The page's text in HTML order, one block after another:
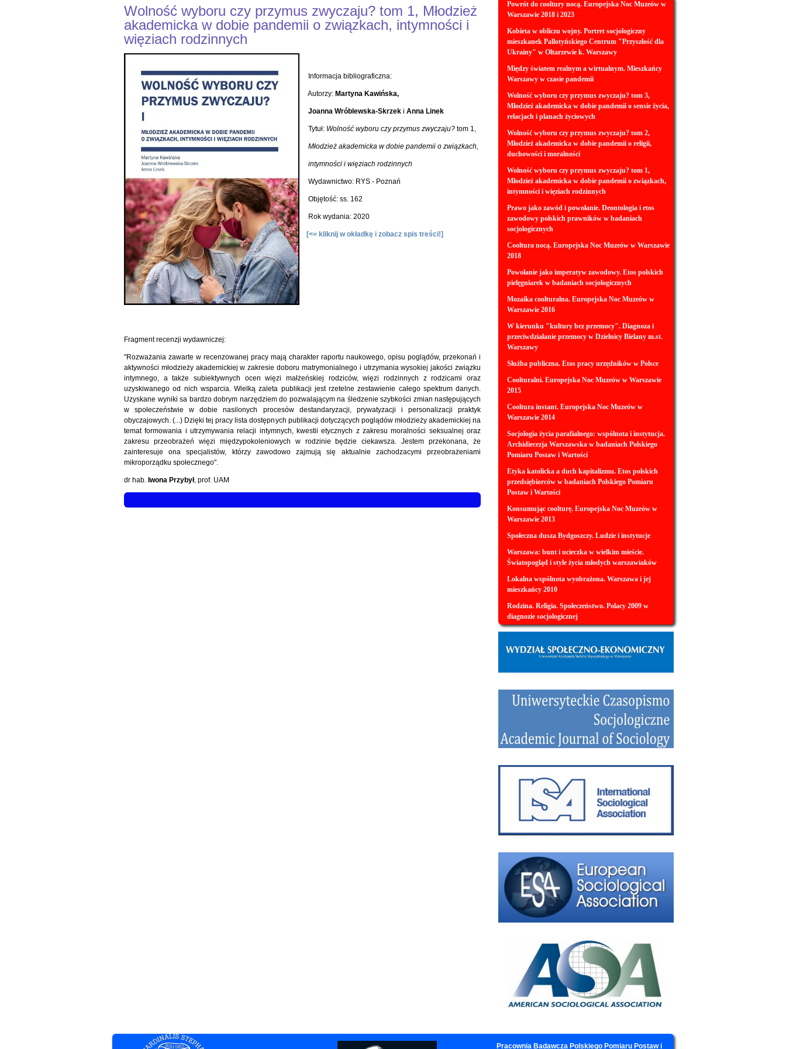
Wolność wyboru czy przymus zwyczaju? tom 1, Młodzież
akademicka w dobie pandemii o związkach, intymności i
więziach rodzinnych
Informacja bibliograficzna:
Autorzy: Martyna Kawińska,
Joanna Wróblewska-Skrzek i Anna Linek
Tytuł: Wolność wyboru czy przymus zwyczaju? tom 1,
Młodzież akademicka w dobie pandemii o związkach,
intymności i więziach rodzinnych
Wydawnictwo: RYS - Poznań
Objętość: ss. 162
Rok wydania: 2020
[<= kliknij w okładkę i zobacz spis treści!]
Fragment recenzji wydawniczej:
"Rozważania zawarte w recenzowanej pracy mają charakter raportu naukowego, opisu poglądów, przekonań i
aktywności młodzieży akademickiej w zakresie doboru matrymonialnego i utrzymania wysokiej jakości związku
intymnego, a także subiektywnych ocen więzi małżeńskiej rodziców, więzi rodzinnych z rodzicami oraz
uzyskiwanego od nich wsparcia. Wielką zaleta publikacji jest rzetelne zestawienie całego spektrum danych.
Uzyskane wyniki sa bardzo dobrym narzędziem do pozwalającym na śledzenie szybkości zmian następujących
w społeczeństwie w dobie nasilonych procesów destandaryzacji, prywatyzacji i personalizacji praktyk
obyczajowych. (...) Dzięki tej pracy lista dostępnych publikacji dotyczących poglądów młodzieży akademickiej na
temat formowania i utrzymywania relacji intymnych, kwestii etycznych z zakresu moralności seksualnej oraz
zakresu przeobrażeń więzi międzypokoleniowych w rodzinie będzie ciekawsza. Jestem przekonana, że
zainteresuje ona specjalistów, którzy zawodowo zajmują się aktualnie zachodzacymi przeobrażeniami
mikroporządku społecznego".
dr hab. Iwona Przybył, prof. UAM
Powrót do cooltury nocą. Europejska Noc Muzeów w
Warszawie 2018 i 2023
Kobieta w obliczu wojny. Portret socjologiczny
mieszkanek Pallotyńskiego Centrum "Przyszłość dla
Ukrainy" w Ołtarzewie k. Warszawy
Między światem realnym a wirtualnym. Mieszkańcy
Warszawy w czasie pandemii
Wolność wyboru czy przymus zwyczaju? tom 3,
Młodzież akademicka w dobie pandemii o sensie życia,
relacjach i planach życiowych
Wolność wyboru czy przymus zwyczaju? tom 2,
Młodzież akademicka w dobie pandemii o religii,
duchowości i moralności
Wolność wyboru czy przymus zwyczaju? tom 1,
Młodzież akademicka w dobie pandemii o związkach,
intymności i więziach rodzinnych
Prawo jako zawód i powołanie. Deontologia i etos
zawodowy polskich prawników w badaniach
socjologicznych
Cooltura nocą. Europejska Noc Muzeów w Warszawie
2018
Powołanie jako imperatyw zawodowy. Etos polskich
pielęgniarek w badaniach socjologicznych
Mozaika coolturalna. Europejska Noc Muzeów w
Warszawie 2016
W kierunku "kultury bez przemocy". Diagnoza i
przeciwdziałanie przemocy w Dzielnicy Bielany m.st.
Warszawy
Służba publiczna. Etos pracy urzędników w Polsce
Coolturalni. Europejska Noc Muzeów w Warszawie
2015
Cooltura instant. Europejska Noc Muzeów w
Warszawie 2014
Socjologia życia parafialnego: wspólnota i instytucja.
Archidiecezja Warszawska w badaniach Polskiego
Pomiaru Postaw i Wartości
Etyka katolicka a duch kapitalizmu. Etos polskich
przedsiębiorców w badaniach Polskiego Pomiaru
Postaw i Wartości
Konsumując coolturę. Europejska Noc Muzeów w
Warszawie 2013
Społeczna dusza Bydgoszczy. Ludzie i instytucje
Warszawa: bunt i ucieczka w wielkim mieście.
Światopogląd i style życia młodych warszawiaków
Lokalna wspólnota wyobrażona. Warszawa i jej
mieszkańcy 2010
Rodzina. Religia. Społeczeństwo. Polacy 2009 w
diagnozie socjologicznej
Pracownia Badawcza Polskiego Pomiaru Postaw i